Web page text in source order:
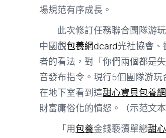
場規范有序成長。
此次修訂任務聯合團隊游
中國觀包養網dcard光社協會
者的看法，對「你們兩個都是
音發布指令。現行5個團隊游
在地下室看到這甜心寶貝包養網
財富庸俗化的憤怒。（示范文本
「用包養金錢褻瀆單戀甜